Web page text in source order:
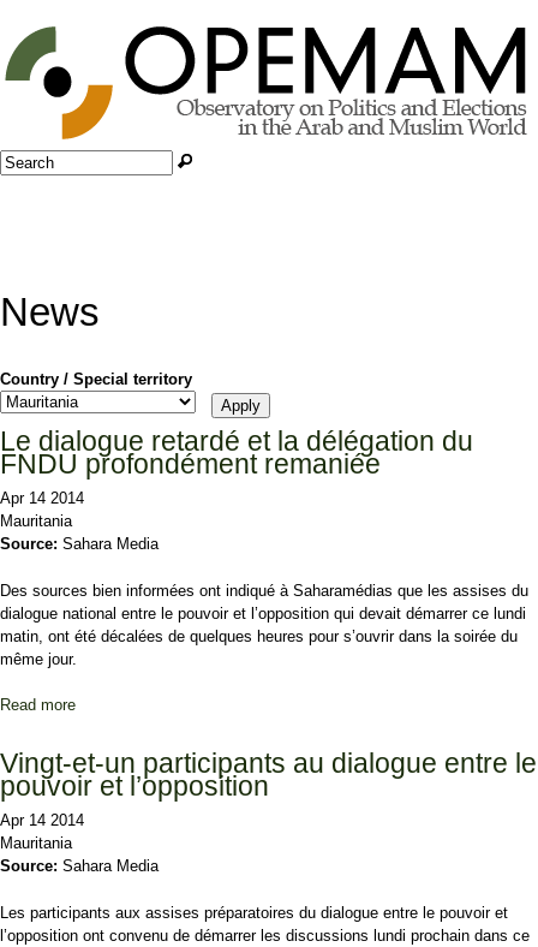
Jump to navigation
Search form
Search
News
Country / Special territory
Le dialogue retardé et la délégation du
FNDU profondément remaniée
Apr 14 2014
Mauritania
Source: Sahara Media
Des sources bien informées ont indiqué à Saharamédias que les assises du
dialogue national entre le pouvoir et l’opposition qui devait démarrer ce lundi
matin, ont été décalées de quelques heures pour s’ouvrir dans la soirée du
même jour.
Read more
Vingt-et-un participants au dialogue entre le
pouvoir et l’opposition
Apr 14 2014
Mauritania
Source: Sahara Media
Les participants aux assises préparatoires du dialogue entre le pouvoir et
l’opposition ont convenu de démarrer les discussions lundi prochain dans ce